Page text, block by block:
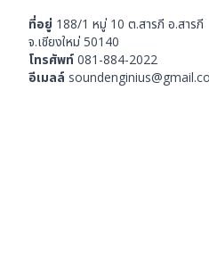
ที่อยู่ 188/1 หมู่ 10 ต.สารภี อ.สารภี
จ.เชียงใหม่ 50140
โทรศัพท์ 081-884-2022
อีเมลล์